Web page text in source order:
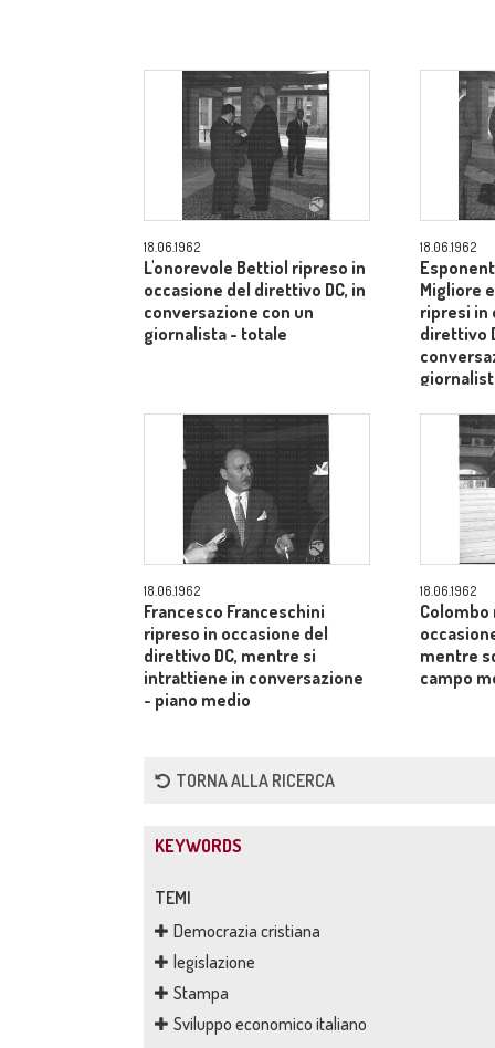
18.06.1962
L'onorevole Bettiol ripreso in
occasione del direttivo DC, in
conversazione con un
giornalista - totale
18.06.1962
Migliore
ripresi in
direttivo
18.06.1962
Francesco Franceschini
ripreso in occasione del
direttivo DC, mentre si
intrattiene in conversazione
- piano medio
18.06.1962
mentre
campo
TORNA ALLA RICERCA
KEYWORDS
TEMI
Democrazia cristiana
legislazione
Stampa
Sviluppo economico italiano